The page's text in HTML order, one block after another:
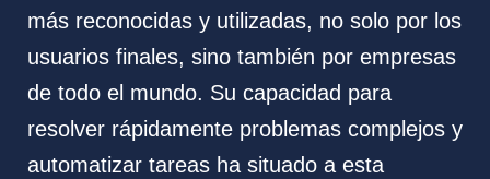
más reconocidas y utilizadas, no solo por los
usuarios finales, sino también por empresas
de todo el mundo. Su capacidad para
resolver rápidamente problemas complejos y
automatizar tareas ha situado a esta